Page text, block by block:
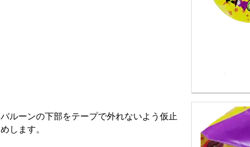
バルーンの下部をテープで外れないよう仮止
めします。